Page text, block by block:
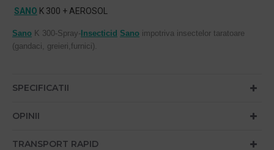
SANO K 300 + AEROSOL
Sano K 300-Spray- Insecticid Sano impotriva insectelor taratoare
(gandaci, greieri,furnici).
SPECIFICATII
OPINII
TRANSPORT RAPID